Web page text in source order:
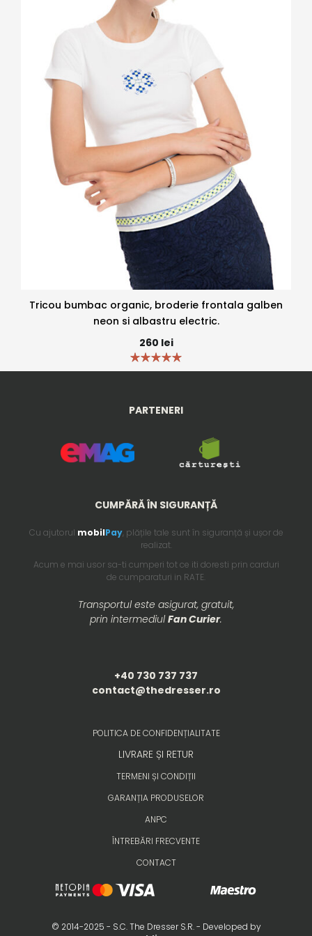
Tricou bumbac organic, broderie frontala galben
neon si albastru electric.
260 lei
PARTENERI
CUMPĂRĂ ÎN SIGURANȚĂ
Cu ajutorul mobilPay, plățile tale sunt în siguranță și ușor de
realizat.
Acum e mai usor sa-ti cumperi tot ce iti doresti prin carduri
de cumparaturi in RATE.
Transportul este asigurat, gratuit,
prin intermediulFan Curier.
+40 730 737 737
contact@thedresser.ro
POLITICA DE CONFIDENȚIALITATE
LIVRARE ȘI RETUR
TERMENI ȘI CONDIȚII
GARANȚIA PRODUSELOR
ANPC
ÎNTREBĂRI FRECVENTE
CONTACT
© 2014-2025 - S.C. The Dresser S.R. - Developed by